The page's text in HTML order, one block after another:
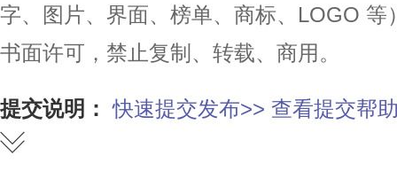
字、图片、界面、榜单、商标、LOGO
书面许可，禁止复制、转载、商用。
提交说明： 快速提交发布>> 查看提交帮